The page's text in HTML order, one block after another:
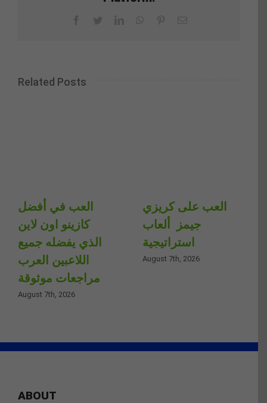
Related Posts
العب في أفضل
كازينو اون لاين
الذي يفضله جميع
اللاعبين العرب
مراجعات موثوقة
August 7th, 2026
العب على كريزي
جيمز ️ ألعاب
استراتيجية
August 7th, 2026
ABOUT